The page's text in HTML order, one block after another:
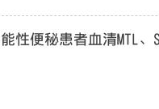
性便秘患者血清MTL